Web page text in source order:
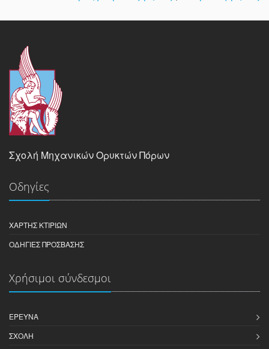
Σχολή Μηχανικών Ορυκτών Πόρων
Οδηγίες
ΧΆΡΤΗΣ ΚΤΙΡΊΩΝ
ΟΔΗΓΊΕΣ ΠΡΌΣΒΑΣΗΣ
Χρήσιμοι σύνδεσμοι
ΈΡΕΥΝΑ
ΣΧΟΛΉ